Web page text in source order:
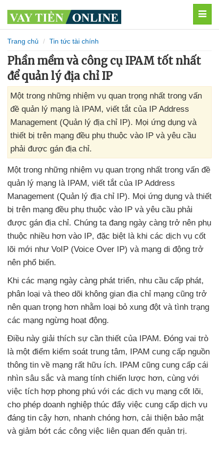
Trang chủ Tin tức tài chính
Phần mềm và công cụ IPAM tốt nhất
để quản lý địa chỉ IP
Một trong những nhiệm vụ quan trọng nhất trong vấn
đề quản lý mạng là IPAM, viết tắt của IP Address
Management (Quản lý địa chỉ IP). Mọi ứng dụng và
thiết bị trên mạng đều phụ thuộc vào IP và yêu cầu
phải được gán địa chỉ.
Một trong những nhiệm vụ quan trọng nhất trong vấn đề
quản lý mạng là IPAM, viết tắt của IP Address
Management (Quản lý địa chỉ IP). Mọi ứng dụng và thiết
bị trên mạng đều phụ thuộc vào IP và yêu cầu phải
được gán địa chỉ. Chúng ta đang ngày càng trở nên phụ
thuộc nhiều hơn vào IP, đặc biệt là khi các dịch vụ cốt
lõi mới như VoIP (Voice Over IP) và mạng di động trở
nên phổ biến.
Khi các mạng ngày càng phát triển, nhu cầu cấp phát,
phân loại và theo dõi không gian địa chỉ mạng cũng trở
nên quan trọng hơn nhằm loại bỏ xung đột và tình trạng
các mạng ngừng hoạt động.
Điều này giải thích sự cần thiết của IPAM. Đóng vai trò
là một điểm kiểm soát trung tâm, IPAM cung cấp nguồn
thông tin về mạng rất hữu ích. IPAM cũng cung cấp cái
nhìn sâu sắc và mang tính chiến lược hơn, cùng với
việc tích hợp phong phú với các dịch vụ mạng cốt lõi,
cho phép doanh nghiệp thúc đẩy việc cung cấp dịch vụ
đáng tin cậy hơn, nhanh chóng hơn, cải thiện bảo mật
và giảm bớt các công việc liên quan đến quản trị.